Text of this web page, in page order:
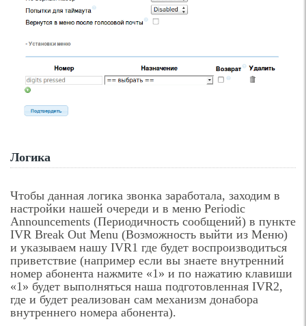
Логика
Чтобы данная логика звонка заработала, заходим в
настройки нашей очереди и в меню Periodic
Announcements (Периодичность сообщений) в пункте
IVR Break Out Menu (Возможность выйти из Меню)
и указываем нашу IVR1 где будет воспроизводиться
приветствие (например если вы знаете внутренний
номер абонента нажмите «1» и по нажатию клавиши
«1» будет выполняться наша подготовленная IVR2,
где и будет реализован сам механизм донабора
внутреннего номера абонента).